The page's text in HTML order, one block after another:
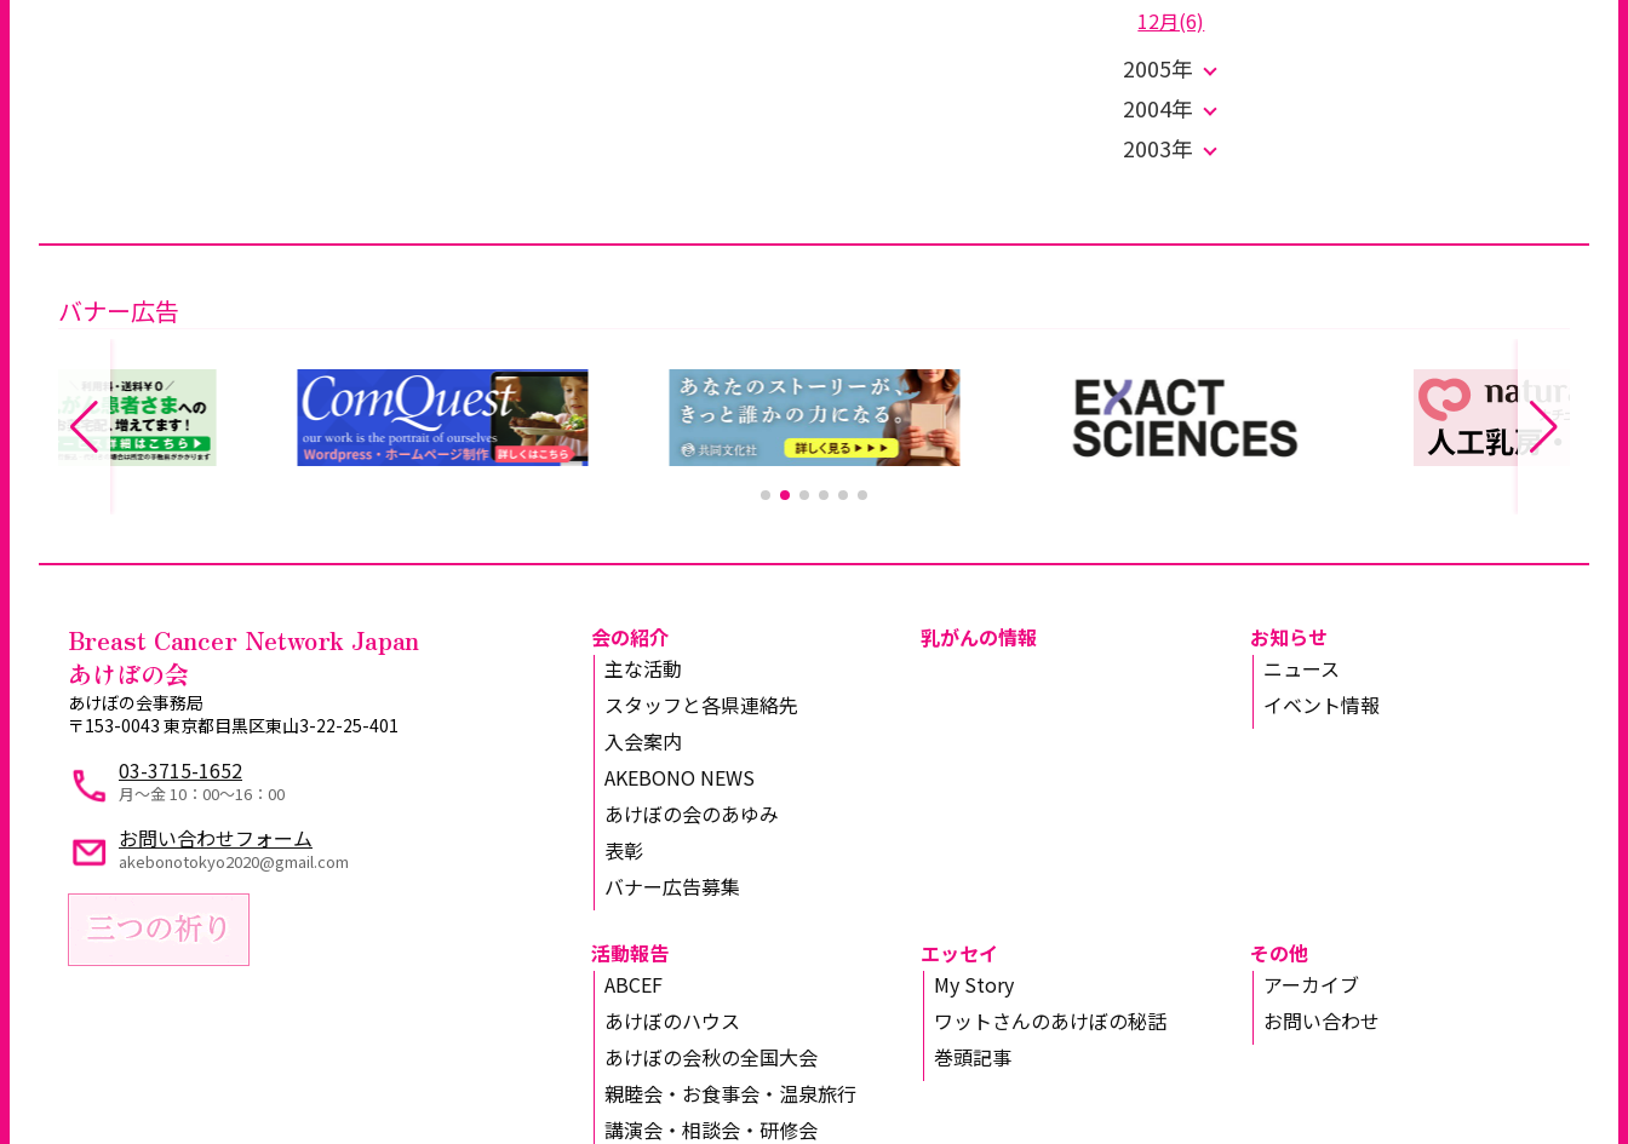
12月(6)
2005年
2004年
2003年
バナー広告
Breast Cancer Network Japan
あけぼの会
あけぼの会事務局
〒153-0043 東京都目黒区東山3-22-25-401
03-3715-1652
月～金 10：00〜16：00
お問い合わせフォーム
akebonotokyo2020@gmail.com
会の紹介
主な活動
スタッフと各県連絡先
入会案内
AKEBONO NEWS
あけぼの会のあゆみ
表彰
バナー広告募集
乳がんの情報
お知らせ
ニュース
イベント情報
活動報告
ABCEF
あけぼのハウス
あけぼの会秋の全国大会
親睦会・お食事会・温泉旅行
講演会・相談会・研修会
エッセイ
My Story
ワットさんのあけぼの秘話
巻頭記事
その他
アーカイブ
お問い合わせ